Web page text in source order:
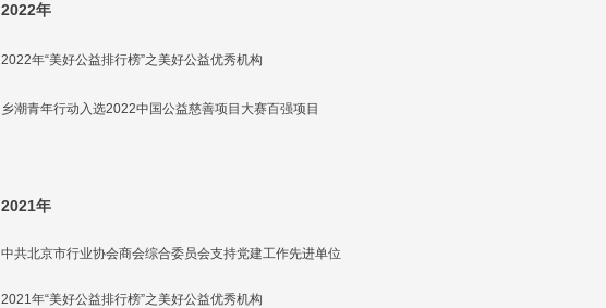
2022年
2022年“美好公益排行榜”之美好公益优秀机构
乡潮青年行动入选2022中国公益慈善项目大赛百强项目
2021年
中共北京市行业协会商会综合委员会支持党建工作先进单位
2021年“美好公益排行榜”之美好公益优秀机构